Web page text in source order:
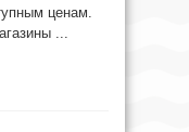
ценам.
...